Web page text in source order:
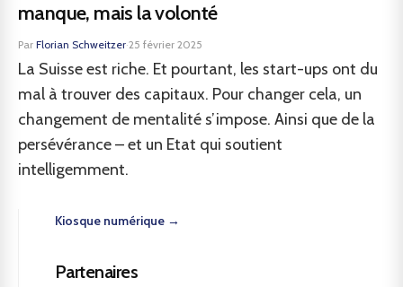
manque, mais la volonté
Par Florian Schweitzer·25 février 2025
La Suisse est riche. Et pourtant, les start-ups ont du
mal à trouver des capitaux. Pour changer cela, un
changement de mentalité s’impose. Ainsi que de la
persévérance – et un Etat qui soutient
intelligemment.
Kiosque numérique →
Partenaires